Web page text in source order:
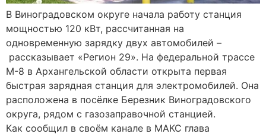
В Виноградовском округе начала работу станция
мощностью 120 кВт, рассчитанная на
одновременную зарядку двух автомобилей –
рассказывает «Регион 29». На федеральной трассе
М-8 в Архангельской области открыта первая
быстрая зарядная станция для электромобилей. Она
расположена в посёлке Березник Виноградовского
округа, рядом с газозаправочной станцией.
Как сообщил в своём канале в МАКС глава